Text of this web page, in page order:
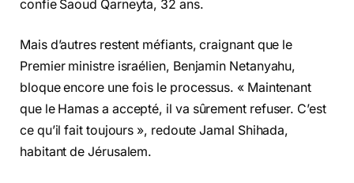
confie Saoud Qarneyta, 32 ans.
Mais d’autres restent méfiants, craignant que le
Premier ministre israélien, Benjamin Netanyahu,
bloque encore une fois le processus. « Maintenant
que le Hamas a accepté, il va sûrement refuser. C’est
ce qu’il fait toujours », redoute Jamal Shihada,
habitant de Jérusalem.